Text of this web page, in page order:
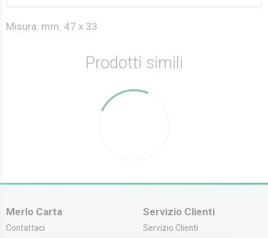
Misura: mm. 47 x 33
Prodotti simili
Merlo Carta
Contattaci
Servizio Clienti
Servizio Clienti